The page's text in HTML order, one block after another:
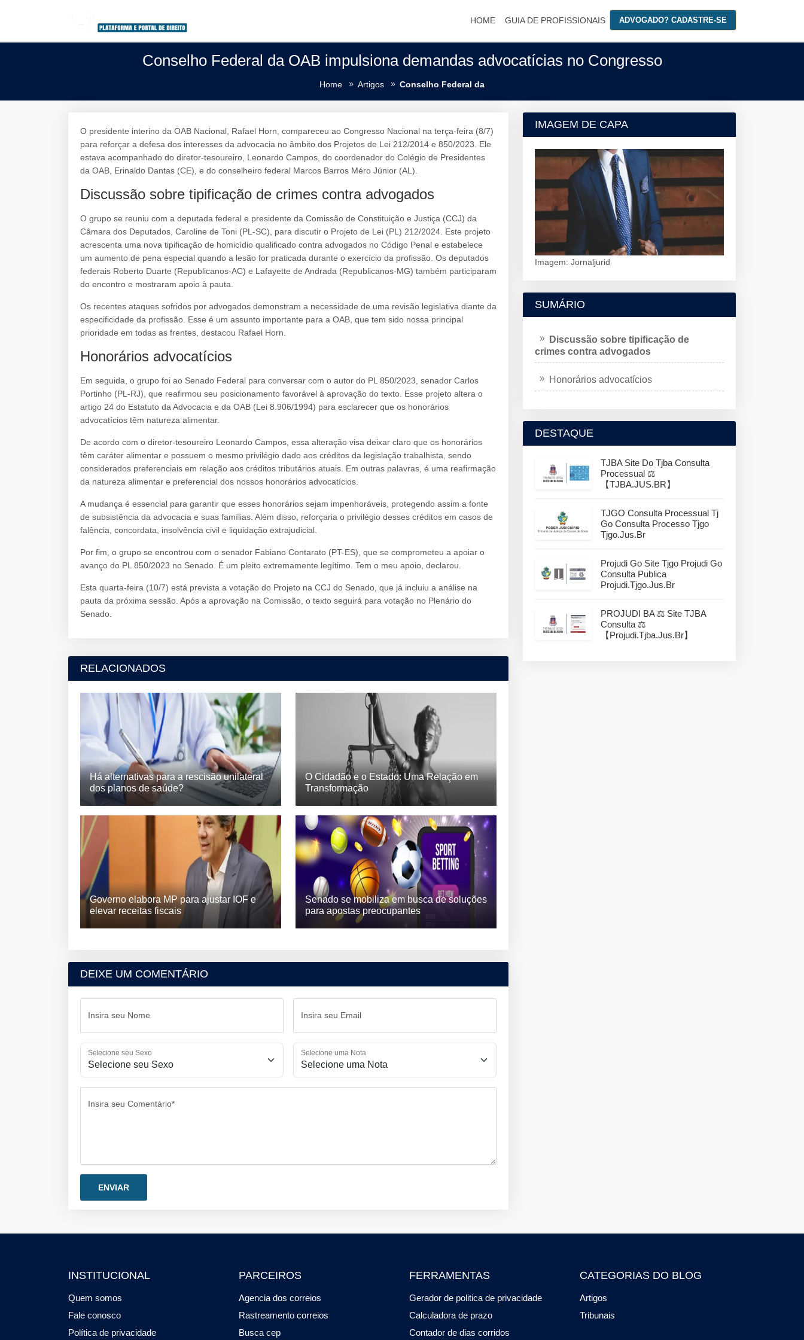
HOME GUIA DE PROFISSIONAIS ADVOGADO? CADASTRE-SE
Conselho Federal da OAB impulsiona demandas advocatícias no Congresso
Home Artigos Conselho Federal da
O presidente interino da OAB Nacional, Rafael Horn, compareceu ao Congresso Nacional na terça-feira (8/7)
para reforçar a defesa dos interesses da advocacia no âmbito dos Projetos de Lei 212/2014 e 850/2023. Ele
estava acompanhado do diretor-tesoureiro, Leonardo Campos, do coordenador do Colégio de Presidentes
da OAB, Erinaldo Dantas (CE), e do conselheiro federal Marcos Barros Méro Júnior (AL).
Discussão sobre tipificação de crimes contra advogados
O grupo se reuniu com a deputada federal e presidente da Comissão de Constituição e Justiça (CCJ) da
Câmara dos Deputados, Caroline de Toni (PL-SC), para discutir o Projeto de Lei (PL) 212/2024. Este projeto
acrescenta uma nova tipificação de homicídio qualificado contra advogados no Código Penal e estabelece
um aumento de pena especial quando a lesão for praticada durante o exercício da profissão. Os deputados
federais Roberto Duarte (Republicanos-AC) e Lafayette de Andrada (Republicanos-MG) também participaram
do encontro e mostraram apoio à pauta.
Os recentes ataques sofridos por advogados demonstram a necessidade de uma revisão legislativa diante da
especificidade da profissão. Esse é um assunto importante para a OAB, que tem sido nossa principal
prioridade em todas as frentes, destacou Rafael Horn.
Honorários advocatícios
Em seguida, o grupo foi ao Senado Federal para conversar com o autor do PL 850/2023, senador Carlos
Portinho (PL-RJ), que reafirmou seu posicionamento favorável à aprovação do texto. Esse projeto altera o
artigo 24 do Estatuto da Advocacia e da OAB (Lei 8.906/1994) para esclarecer que os honorários
advocatícios têm natureza alimentar.
De acordo com o diretor-tesoureiro Leonardo Campos, essa alteração visa deixar claro que os honorários
têm caráter alimentar e possuem o mesmo privilégio dado aos créditos da legislação trabalhista, sendo
considerados preferenciais em relação aos créditos tributários atuais. Em outras palavras, é uma reafirmação
da natureza alimentar e preferencial dos nossos honorários advocatícios.
A mudança é essencial para garantir que esses honorários sejam impenhoráveis, protegendo assim a fonte
de subsistência da advocacia e suas famílias. Além disso, reforçaria o privilégio desses créditos em casos de
falência, concordata, insolvência civil e liquidação extrajudicial.
Por fim, o grupo se encontrou com o senador Fabiano Contarato (PT-ES), que se comprometeu a apoiar o
avanço do PL 850/2023 no Senado. É um pleito extremamente legítimo. Tem o meu apoio, declarou.
Esta quarta-feira (10/7) está prevista a votação do Projeto na CCJ do Senado, que já incluiu a análise na
pauta da próxima sessão. Após a aprovação na Comissão, o texto seguirá para votação no Plenário do
Senado.
RELACIONADOS
Há alternativas para a rescisão unilateral
dos planos de saúde?
O Cidadão e o Estado: Uma Relação em
Transformação
Governo elabora MP para ajustar IOF e
elevar receitas fiscais
Senado se mobiliza em busca de soluções
para apostas preocupantes
DEIXE UM COMENTÁRIO
Insira seu Nome Insira seu Email
Selecione seu Sexo Selecione uma Nota
Insira seu Comentário*
IMAGEM DE CAPA
Imagem: Jornaljurid
SUMÁRIO
Discussão sobre tipificação de
crimes contra advogados
Honorários advocatícios
DESTAQUE
TJBA Site Do Tjba Consulta
Processual ⚖️
【TJBA.JUS.BR】
TJGO Consulta Processual Tj
Go Consulta Processo Tjgo
Tjgo.jus.br
Projudi Go Site Tjgo Projudi Go
Consulta Publica
Projudi.tjgo.jus.br
PROJUDI BA ⚖️ Site TJBA
Consulta ⚖️
【projudi.tjba.jus.br】
INSTITUCIONAL
Quem somos
Fale conosco
Política de privacidade
PARCEIROS
Agencia dos correios
Rastreamento correios
Busca cep
FERRAMENTAS
Gerador de politica de privacidade
Calculadora de prazo
Contador de dias corridos
CATEGORIAS DO BLOG
Artigos
Tribunais